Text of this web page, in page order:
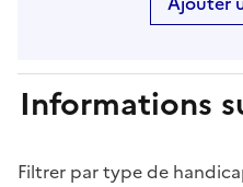
Informations
Filtrer par type de